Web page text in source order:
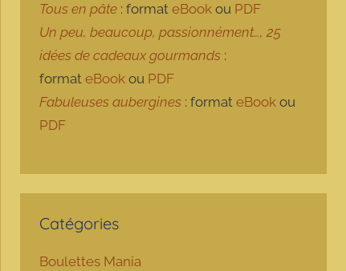
Tous en pâte : formateBook ou PDF
Un peu, beaucoup, passionnément…, 25
idées de cadeaux gourmands :
formateBook ou PDF
Fabuleuses aubergines : formateBook ou
PDF
Catégories
Boulettes Mania